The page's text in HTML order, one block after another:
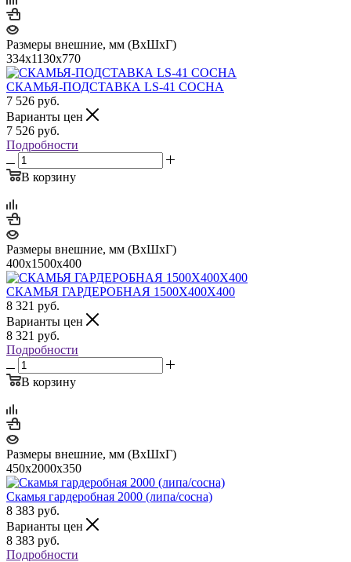
Размеры внешние, мм (ВхШхГ)
334x1130x770
СКАМЬЯ-ПОДСТАВКА LS-41 СОСНА
7 526 руб.
Варианты цен
7 526 руб.
Подробности
В корзину
Размеры внешние, мм (ВхШхГ)
400x1500x400
СКАМЬЯ ГАРДЕРОБНАЯ 1500Х400Х400
8 321 руб.
Варианты цен
8 321 руб.
Подробности
В корзину
Размеры внешние, мм (ВхШхГ)
450х2000х350
Скамья гардеробная 2000 (липа/сосна)
8 383 руб.
Варианты цен
8 383 руб.
Подробности